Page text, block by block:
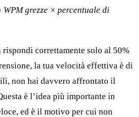
WPM grezze × percentuale di
rispondi correttamente solo al 50%
la tua velocità effettiva è di
non hai davvero affrontato il
è l’idea più importante in
ed è il motivo per cui non